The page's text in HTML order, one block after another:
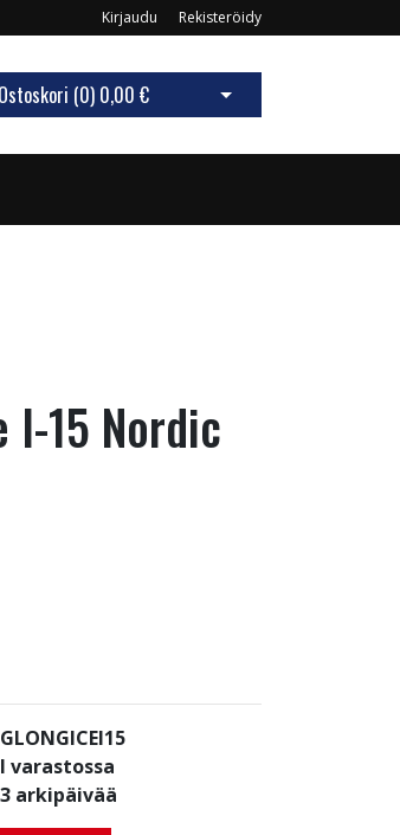
Kirjaudu Rekisteröidy
Ostoskori (0) 0,00 € Avaa ostoskori
I-15 Nordic
varastossa
arkipäivää